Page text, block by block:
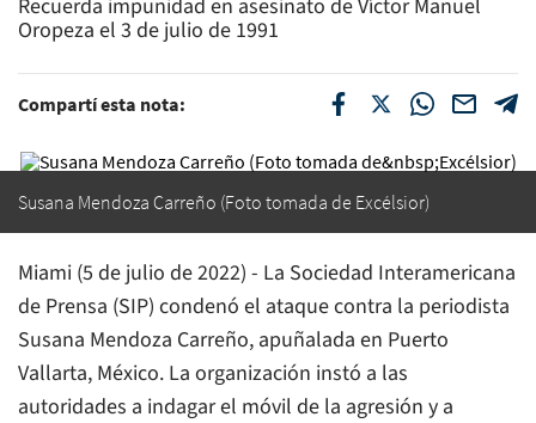
Recuerda impunidad en asesinato de Víctor Manuel
Oropeza el 3 de julio de 1991
Compartí esta nota:
Susana Mendoza Carreño (Foto tomada de Excélsior)
Miami (5 de julio de 2022) - La Sociedad Interamericana
de Prensa (SIP) condenó el ataque contra la periodista
Susana Mendoza Carreño, apuñalada en Puerto
Vallarta, México. La organización instó a las
autoridades a indagar el móvil de la agresión y a